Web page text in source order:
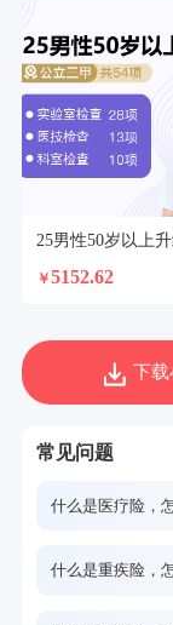
25男性50岁以上
￥5152.62
下载
常见问题
什么是医疗险，
什么是重疾险，